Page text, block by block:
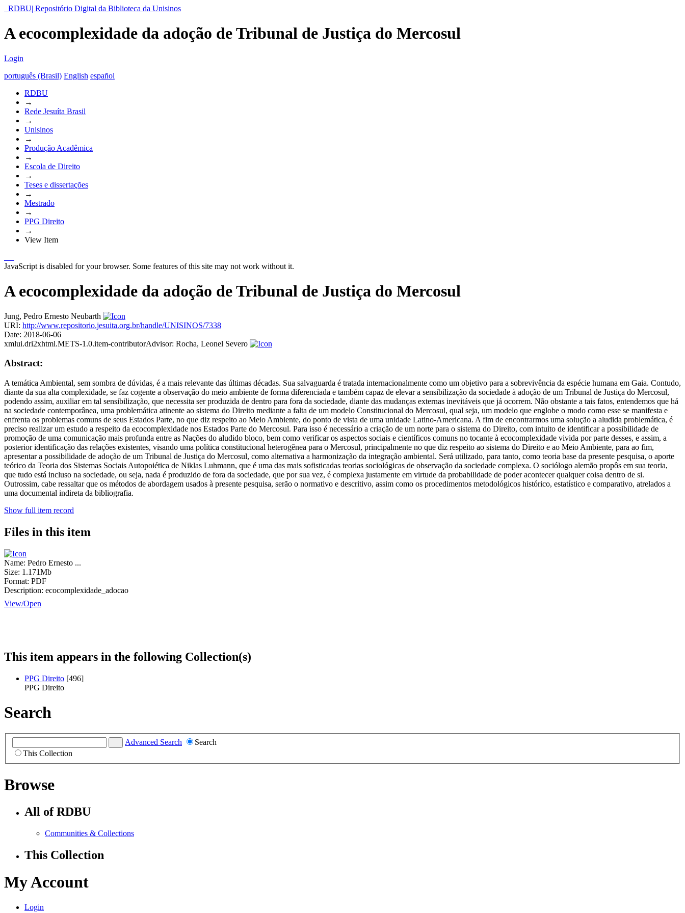
RDBU| Repositório Digital da Biblioteca da Unisinos
A ecocomplexidade da adoção de Tribunal de Justiça do Mercosul
Login
português (Brasil) English español
RDBU
→
Rede Jesuíta Brasil
→
Unisinos
→
Produção Acadêmica
→
Escola de Direito
→
Teses e dissertações
→
Mestrado
→
PPG Direito
→
View Item
JavaScript is disabled for your browser. Some features of this site may not work without it.
A ecocomplexidade da adoção de Tribunal de Justiça do Mercosul
Jung, Pedro Ernesto Neubarth
URI: http://www.repositorio.jesuita.org.br/handle/UNISINOS/7338
Date: 2018-06-06
xmlui.dri2xhtml.METS-1.0.item-contributorAdvisor: Rocha, Leonel Severo
Abstract:
A temática Ambiental, sem sombra de dúvidas, é a mais relevante das últimas décadas. Sua salvaguarda é tratada internacionalmente como um objetivo para a sobrevivência da espécie humana em Gaia. Contudo,
diante da sua alta complexidade, se faz cogente a observação do meio ambiente de forma diferenciada e também capaz de elevar a sensibilização da sociedade à adoção de um Tribunal de Justiça do Mercosul,
podendo assim, auxiliar em tal sensibilização, que necessita ser produzida de dentro para fora da sociedade, diante das mudanças externas inevitáveis que já ocorrem. Não obstante a tais fatos, entendemos que há
na sociedade contemporânea, uma problemática atinente ao sistema do Direito mediante a falta de um modelo Constitucional do Mercosul, qual seja, um modelo que englobe o modo como esse se manifesta e
enfrenta os problemas comuns de seus Estados Parte, no que diz respeito ao Meio Ambiente, do ponto de vista de uma unidade Latino-Americana. A fim de encontrarmos uma solução a aludida problemática, é
preciso realizar um estudo a respeito da ecocomplexidade nos Estados Parte do Mercosul. Para isso é necessário a criação de um norte para o sistema do Direito, com intuito de identificar a possibilidade de
promoção de uma comunicação mais profunda entre as Nações do aludido bloco, bem como verificar os aspectos sociais e científicos comuns no tocante à ecocomplexidade vivida por parte desses, e assim, a
posterior identificação das relações existentes, visando uma política constitucional heterogênea para o Mercosul, principalmente no que diz respeito ao sistema do Direito e ao Meio Ambiente, para ao fim,
apresentar a possibilidade de adoção de um Tribunal de Justiça do Mercosul, como alternativa a harmonização da integração ambiental. Será utilizado, para tanto, como teoria base da presente pesquisa, o aporte
teórico da Teoria dos Sistemas Sociais Autopoiética de Niklas Luhmann, que é uma das mais sofisticadas teorias sociológicas de observação da sociedade complexa. O sociólogo alemão propôs em sua teoria,
que tudo está incluso na sociedade, ou seja, nada é produzido de fora da sociedade, que por sua vez, é complexa justamente em virtude da probabilidade de poder acontecer qualquer coisa dentro de si.
Outrossim, cabe ressaltar que os métodos de abordagem usados à presente pesquisa, serão o normativo e descritivo, assim como os procedimentos metodológicos histórico, estatístico e comparativo, atrelados a
uma documental indireta da bibliografia.
Show full item record
Files in this item
Name: Pedro Ernesto ...
Size: 1.171Mb
Format: PDF
Description: ecocomplexidade_adocao
View/Open
This item appears in the following Collection(s)
PPG Direito [496]
PPG Direito
Search
Advanced Search
Search
This Collection
Browse
All of RDBU
Communities & Collections
This Collection
My Account
Login